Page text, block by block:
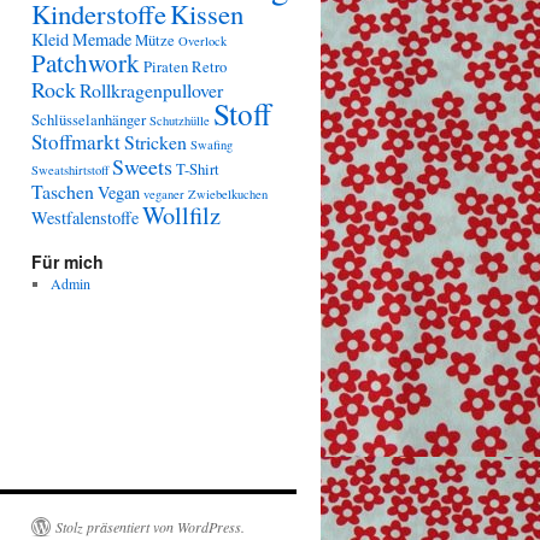
KinderstoffeKissen
KleidMemadeMütze Overlock
PatchworkPiratenRetro
RockRollkragenpullover
Schlüsselanhänger Schutzhülle Stoff
StoffmarktStricken Swafing
Sweatshirtstoff SweetsT-Shirt
Taschen Vegan veganer Zwiebelkuchen
WestfalenstoffeWollfilz
Für mich
Admin
Stolz präsentiert von WordPress.